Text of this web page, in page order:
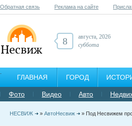
Обратная связь Реклама на сайте
8
августа, 2026
суббота
ГЛАВНАЯ ГОРОД
Фото Видео Авто
НЕСВИЖ » АвтоНесвиж » Под Несвижем